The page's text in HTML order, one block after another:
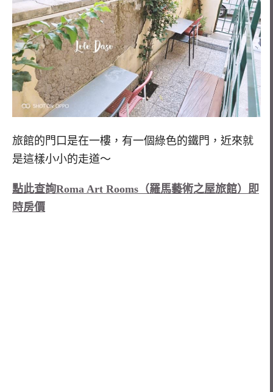
旅館的門口是在一樓，有一個綠色的鐵門，近來就
是這樣小小的走道～
點此查詢Roma Art Rooms（羅馬藝術之屋旅館）即
時房價